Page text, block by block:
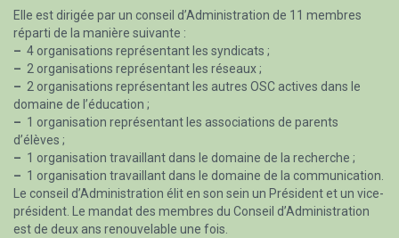
Elle est dirigée par un conseil d’Administration de 11 membres
réparti de la manière suivante :
– 4 organisations représentant les syndicats ;
– 2 organisations représentant les réseaux ;
– 2 organisations représentant les autres OSC actives dans le
domaine de l’éducation ;
– 1 organisation représentant les associations de parents
d’élèves ;
– 1 organisation travaillant dans le domaine de la recherche ;
– 1 organisation travaillant dans le domaine de la communication.
Le conseil d’Administration élit en son sein un Président et un vice-
président. Le mandat des membres du Conseil d’Administration
est de deux ans renouvelable une fois.